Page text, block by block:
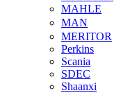
MAHLE
MAN
MERITOR
Perkins
Scania
SDEC
Shaanxi